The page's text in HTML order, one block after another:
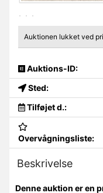
Auktionen lukket ved
Auktions-ID:
Sted:
Tilføjet d.:
Overvågningsliste:
Beskrivelse
Denne auktion er en